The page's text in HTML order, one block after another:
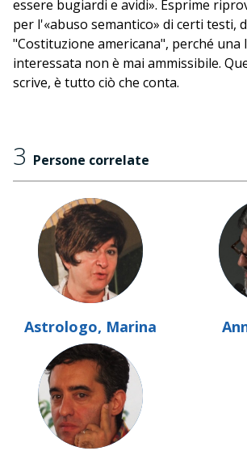
essere bugiardi e avidi». Esprime
per l'«abuso semantico» di certi testi,
"Costituzione americana", perché una
interessata non è mai ammissibile.
scrive, è tutto ciò che conta.
3 Persone correlate
Astrologo, Marina